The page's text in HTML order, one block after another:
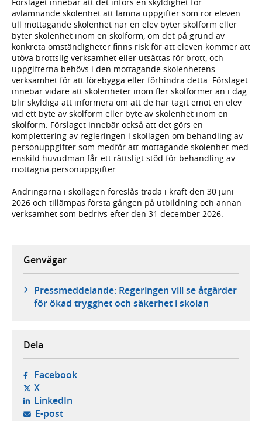
avlämnande skolenhet att lämna uppgifter som rör eleven
till mottagande skolenhet när en elev byter skolform eller
byter skolenhet inom en skolform, om det på grund av
konkreta omständigheter finns risk för att eleven kommer att
utöva brottslig verksamhet eller utsättas för brott, och
uppgifterna behövs i den mottagande skolenhetens
verksamhet för att förebygga eller förhindra detta. Förslaget
innebär vidare att skolenheter inom fler skolformer än i dag
blir skyldiga att informera om att de har tagit emot en elev
vid ett byte av skolform eller byte av skolenhet inom en
skolform. Förslaget innebär också att det görs en
komplettering av regleringen i skollagen om behandling av
personuppgifter som medför att mottagande skolenhet med
enskild huvudman får ett rättsligt stöd för behandling av
mottagna personuppgifter.
Ändringarna i skollagen föreslås träda i kraft den 30 juni
2026 och tillämpas första gången på utbildning och annan
verksamhet som bedrivs efter den 31 december 2026.
Genvägar
Pressmeddelande: Regeringen vill se åtgärder
för ökad trygghet och säkerhet i skolan
Dela
Facebook- öppnas i ny flik, extern webbplats,
X- öppnas i ny flik, extern webbplats,
LinkedIn- öppnas i ny flik, extern webbplats,
E-post- öppnar din e-postklient,